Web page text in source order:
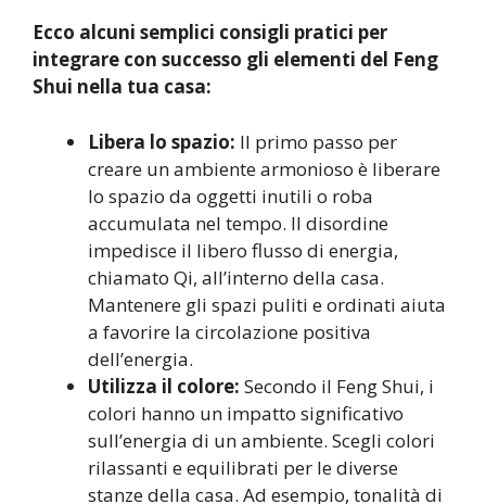
Ecco alcuni semplici consigli pratici per
integrare con successo gli elementi del Feng
Shui nella tua casa:
Libera lo spazio: Il primo passo per
creare un ambiente armonioso è liberare
lo spazio da oggetti inutili o roba
accumulata nel tempo. Il disordine
impedisce il libero flusso di energia,
chiamato Qi, all’interno della casa.
Mantenere gli spazi puliti e ordinati aiuta
a favorire la circolazione positiva
dell’energia.
Utilizza il colore: Secondo il Feng Shui, i
colori hanno un impatto significativo
sull’energia di un ambiente. Scegli colori
rilassanti e equilibrati per le diverse
stanze della casa. Ad esempio, tonalità di